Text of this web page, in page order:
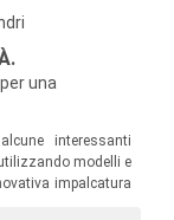
una
interessanti
modelli e
impalcatura